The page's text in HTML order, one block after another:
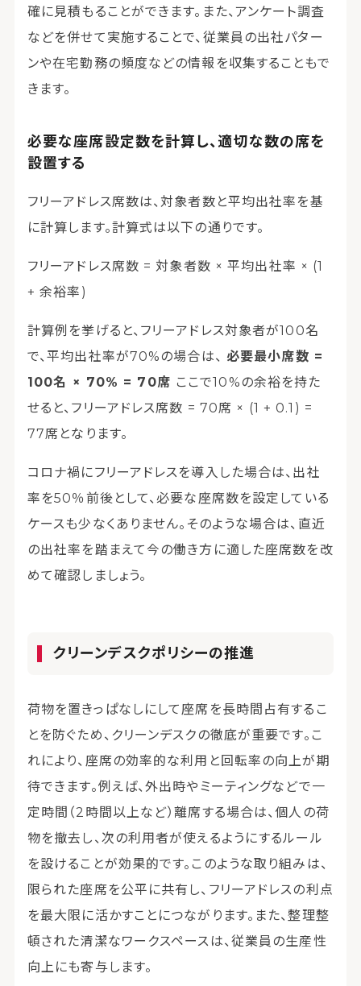
確に見積もることができます。また、アンケート調査
などを併せて実施することで、従業員の出社パター
ンや在宅勤務の頻度などの情報を収集することもで
きます。
必要な座席設定数を計算し、適切な数の席を
設置する
フリーアドレス席数は、対象者数と平均出社率を基
に計算します。計算式は以下の通りです。
フリーアドレス席数 = 対象者数 × 平均出社率 × (1
+ 余裕率)
計算例を挙げると、フリーアドレス対象者が100名
で、平均出社率が70%の場合は、 必要最小席数 =
100名 × 70% = 70席 ここで10%の余裕を持た
せると、フリーアドレス席数 = 70席 × (1 + 0.1) =
77席となります。
コロナ禍にフリーアドレスを導入した場合は、出社
率を50％前後として、必要な座席数を設定している
ケースも少なくありません。そのような場合は、直近
の出社率を踏まえて今の働き方に適した座席数を改
めて確認しましょう。
クリーンデスクポリシーの推進
荷物を置きっぱなしにして座席を長時間占有するこ
とを防ぐため、クリーンデスクの徹底が重要です。こ
れにより、座席の効率的な利用と回転率の向上が期
待できます。例えば、外出時やミーティングなどで一
定時間（2時間以上など）離席する場合は、個人の荷
物を撤去し、次の利用者が使えるようにするルール
を設けることが効果的です。このような取り組みは、
限られた座席を公平に共有し、フリーアドレスの利点
を最大限に活かすことにつながります。また、整理整
頓された清潔なワークスペースは、従業員の生産性
向上にも寄与します。